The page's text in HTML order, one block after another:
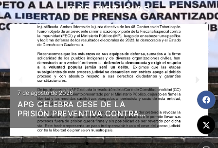
MÁS NOTICIAS
7 de agosto de 2026
APG CELEBRA CESE DE LA
PRISIÓN PREVENTIVA CONTRA
DIRIGENTES DE 48 CANTONES Y
RESOLUCIÓN EN FIRME DE
LIBERTAD Y MEDIDAS A ZAMORA